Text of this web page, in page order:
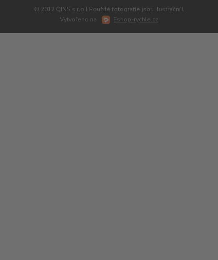
© 2012 QINS s.r.o l Použité fotografie jsou ilustrační l
Vytvořeno na
Eshop-rychle.cz